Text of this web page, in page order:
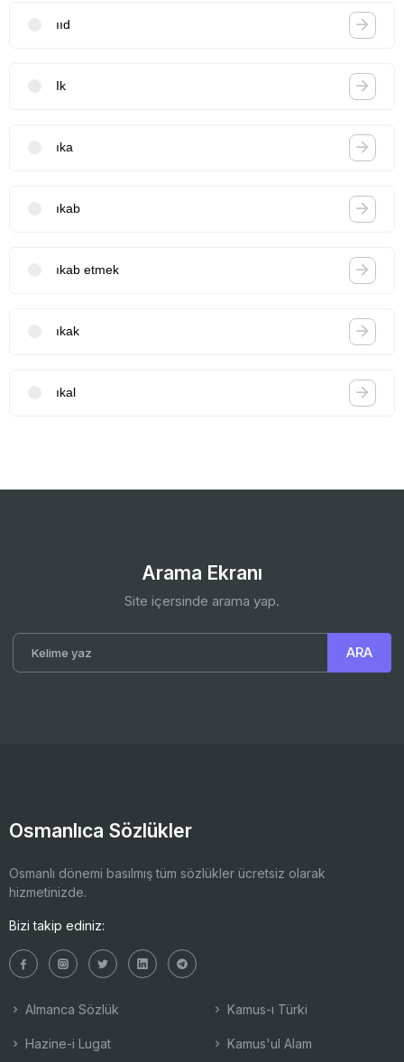
ııd
Ik
ıka
ıkab
ıkab etmek
ıkak
ıkal
Arama Ekranı
Site içersinde arama yap.
Osmanlıca Sözlükler
Osmanlı dönemi basılmış tüm sözlükler ücretsiz olarak
hizmetinizde.
Bizi takip ediniz:
Almanca Sözlük
Hazine-i Lugat
Kamus-ı Türki
Kamus'ul Alam